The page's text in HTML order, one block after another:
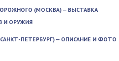
(МОСКВА) — ВЫСТАВКА
И ОРУЖИЯ
ПЕТЕРБУРГ) — ОПИСАНИЕ И ФОТО